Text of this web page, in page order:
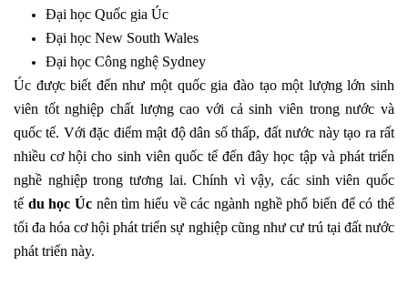
Đại học Quốc gia Úc
Đại học New South Wales
Đại học Công nghệ Sydney
Úc được biết đến như một quốc gia đào tạo một lượng lớn sinh
viên tốt nghiệp chất lượng cao với cả sinh viên trong nước và
quốc tế. Với đặc điểm mật độ dân số thấp, đất nước này tạo ra rất
nhiều cơ hội cho sinh viên quốc tế đến đây học tập và phát triển
nghề nghiệp trong tương lai. Chính vì vậy, các sinh viên quốc
tế du học Úc nên tìm hiểu về các ngành nghề phổ biến để có thể
tối đa hóa cơ hội phát triển sự nghiệp cũng như cư trú tại đất nước
phát triển này.